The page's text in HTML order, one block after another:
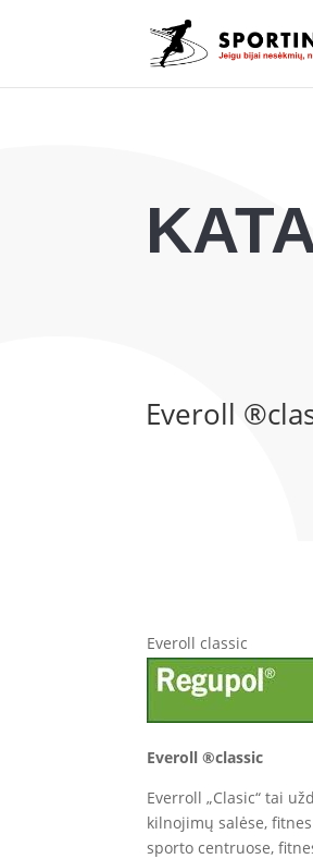
Everoll
Everoll classic
Everoll ®classic
Everroll „Clasic“ tai
kilnojimų salėse,
sporto centruose,